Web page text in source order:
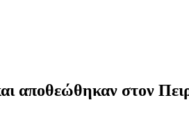
αποθεώθηκαν στον